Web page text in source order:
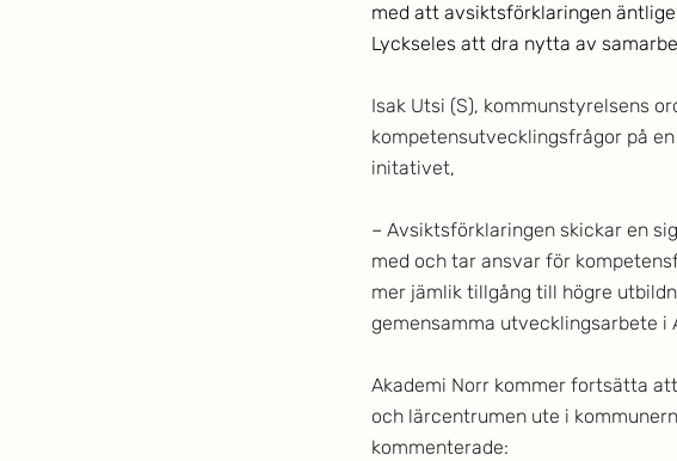
med att avsiktsförklaringen
Lyckseles att dra nytta av
Isak Utsi (S), kommunstyrelsens
kompetensutvecklingsfrågor på
initativet,
– Avsiktsförklaringen skickar en
med och tar ansvar för
mer jämlik tillgång till högre
gemensamma utvecklingsarbete i
Akademi Norr kommer fortsätta
och lärcentrumen ute i
kommenterade: